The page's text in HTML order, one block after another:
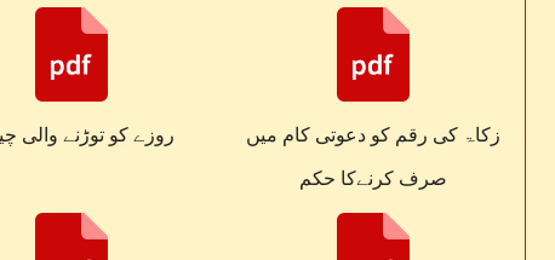
روزے کو توڑنے والی زکاۃ کی رقم کو دعوتی کام میں
صرف کرنےکا حکم